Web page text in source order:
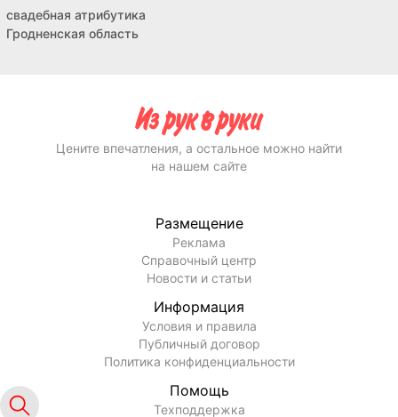
свадебная атрибутика
Гродненская область
Цените впечатления, а остальное можно найти
на нашем сайте
Размещение
Реклама
Справочный центр
Новости и статьи
Информация
Условия и правила
Публичный договор
Политика конфиденциальности
Помощь
Техподдержка